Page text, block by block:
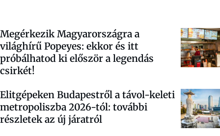
Megérkezik Magyarországra a
világhírű Popeyes: ekkor és itt
próbálhatod ki először a legendás
csirkét!
Elitgépeken Budapestről a távol-keleti
metropoliszba 2026-tól: további
részletek az új járatról